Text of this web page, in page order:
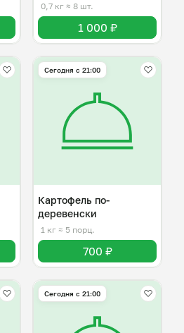
0,7 кг ≈ 8 шт.
1 000 ₽
Сегодня с 21:00
Картофель по-
деревенски
1 кг ≈ 5 порц.
700 ₽
Сегодня с 21:00